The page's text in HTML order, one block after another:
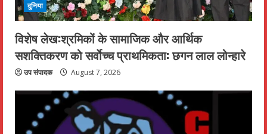
दुनिया
विशेष लेख:श्रमिकों के सामाजिक और आर्थिक
सशक्तिकरण को सर्वाेच्च प्राथमिकता: छगन लाल लोन्हारे
उप संपादक August 7, 2026